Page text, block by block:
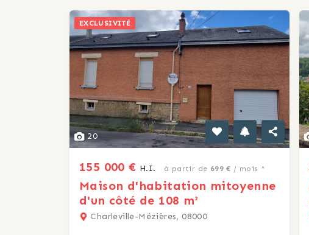
20
EXCLUSIVITÉ
155 000 € H.I. à partir de 699 € / mois *
Maison d'habitation mitoyenne
d'un côté de 108 m²
Charleville-Mézières, 08000